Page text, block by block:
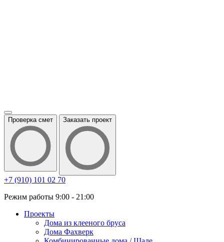
Проверка смет Заказать проект
+7 (910) 101 02 70
Режим работы 9:00 - 21:00
Проекты
Дома из клееного бруса
Дома Фахверк